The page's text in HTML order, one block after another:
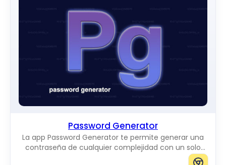
Password Generator
La app Password Generator te permite generar una
contraseña de cualquier complejidad con un solo